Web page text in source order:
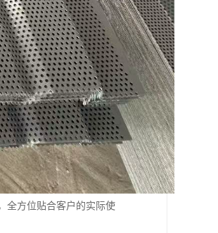
全方位贴合客户的实际使